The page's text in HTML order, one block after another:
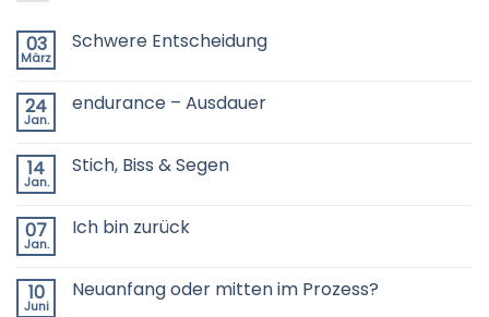
03
März
Schwere Entscheidung
Schwere
24
Jan.
endurance – Ausdauer
endurance
14
Jan.
Stich, Biss & Segen
Stich,
07
Jan.
Ich bin zurück
Ich
10
Juni
Neuanfang oder mitten im Prozess?